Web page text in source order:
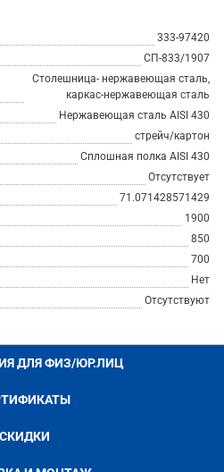
333-97420
СП-833/1907
Столешница- нержавеющая сталь,
каркас-нержавеющая сталь
Нержавеющая сталь AISI 430
стрейч/картон
Сплошная полка AISI 430
Отсутствует
71.071428571429
1900
850
700
Нет
Отсутствуют
ДЛЯ ФИЗ/ЮР.ЛИЦ
СКИДКИ